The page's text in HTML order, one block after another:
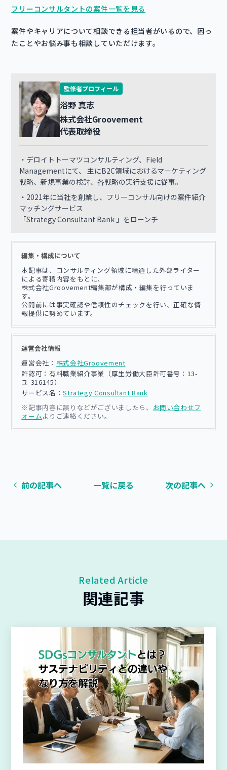
フリーコンサルタントの案件一覧を見る
案件やキャリアについて相談できる担当者がいるので、困っ
たことやお悩み事も相談していただけます。
監修者プロフィール
浴野 真志
株式会社Groovement
代表取締役
・デロイトトーマツコンサルティング、Field
Managementにて、 主にB2C領域におけるマーケティング
戦略、新規事業の検討、各戦略の実行支援に従事。
・2021年に当社を創業し、フリーコンサル向けの案件紹介
マッチングサービス
「Strategy Consultant Bank 」をローンチ
編集・構成について
本記事は、コンサルティング領域に精通した外部ライター
による寄稿内容をもとに、
株式会社Groovement編集部が構成・編集を行っていま
す。
公開前には事実確認や信頼性のチェックを行い、正確な情
報提供に努めています。
運営会社情報
運営会社： 株式会社Groovement
許認可：有料職業紹介事業（厚生労働大臣許可番号：13-
ユ-316145）
サービス名：Strategy Consultant Bank
※記事内容に誤りなどがございましたら、 お問い合わせフ
ォームよりご連絡ください。
前の記事へ 一覧に戻る 次の記事へ
Related Article
関連記事